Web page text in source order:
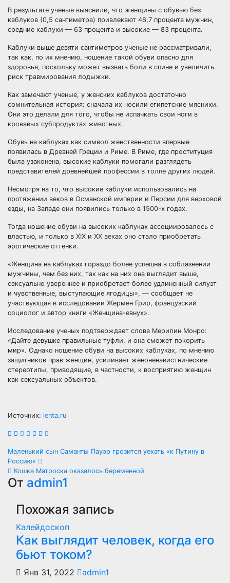
В результате ученые выяснили, что женщины с обувью без
каблуков (0,5 сантиметра) привлекают 46,7 процента мужчин,
средние каблуки — 63 процента и высокие — 83 процента.
Каблуки выше девяти сантиметров ученые не рассматривали,
так как, по их мнению, ношение такой обуви опасно для
здоровья, поскольку может вызвать боли в спине и увеличить
риск травмирования лодыжки.
Как замечают ученые, у женских каблуков достаточно
сомнительная история: сначала их носили египетские мясники.
Они это делали для того, чтобы не испачкать свои ноги в
кровавых субпродуктах животных.
Обувь на каблуках как символ женственности впервые
появилась в Древней Греции и Риме. В Риме, где проституция
была узаконена, высокие каблуки помогали разглядеть
представителей древнейшей профессии в толпе других людей.
Несмотря на то, что высокие каблуки использовались на
протяжении веков в Османской империи и Персии для верховой
езды, на Западе они появились только в 1500-х годах.
Тогда ношение обуви на высоких каблуках ассоциировалось с
властью, и только в XIX и XX веках оно стало приобретать
эротические оттенки.
«Женщина на каблуках гораздо более успешна в соблазнении
мужчины, чем без них, так как на них она выглядит выше,
сексуально увереннее и приобретает более удлиненный силуэт
и чувственные, выступающие ягодицы», — сообщает не
участвующая в исследовании Жермен Грир, французский
социолог и автор книги «Женщина-евнух».
Исследование ученых подтверждает слова Мерилин Монро:
«Дайте девушке правильные туфли, и она сможет покорить
мир». Однако ношение обуви на высоких каблуках, по мнению
защитников прав женщин, усиливает женоненавистнические
стереотипы, приводящие, в частности, к восприятию женщин
как сексуальных объектов.
Источник: lenta.ru
Навигация
по
записям
Маленький сын Саманты Пауэр грозится уехать «к Путину в
Россию»
Кошка Матроска оказалось беременной
От admin1
Похожая запись
Калейдоскоп
Как выглядит человек, когда его
бьют током?
Янв 31, 2022
admin1